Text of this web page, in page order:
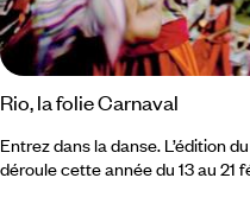
Rio, la folie Carnaval
Entrez dans la danse. L’édition
déroule cette année du 13 au 21